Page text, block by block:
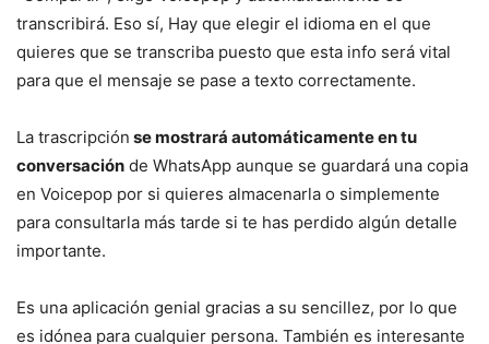
transcribirá. Eso sí, Hay que elegir el idioma en el que
quieres que se transcriba puesto que esta info será vital
para que el mensaje se pase a texto correctamente.
La trascripción se mostrará automáticamente en tu
conversación de WhatsApp aunque se guardará una copia
en Voicepop por si quieres almacenarla o simplemente
para consultarla más tarde si te has perdido algún detalle
importante.
Es una aplicación genial gracias a su sencillez, por lo que
es idónea para cualquier persona. También es interesante